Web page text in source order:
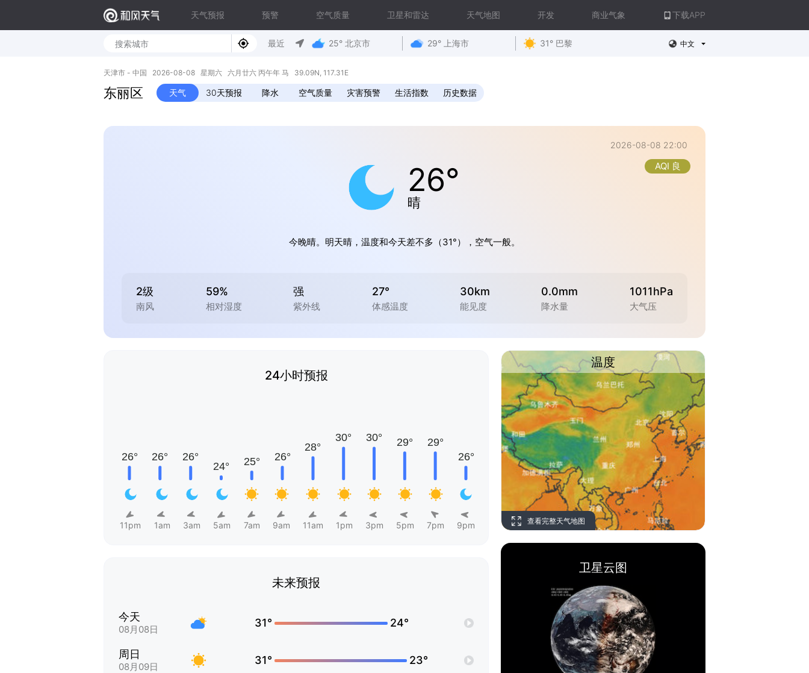
天气预报 预警 空气质量 卫星和雷达 天气地图 开发 商业气象 下载APP
最近 25° 北京市 29° 上海市 31° 巴黎 中文
天津市 - 中国 2026-08-08 星期六 六月廿六 丙午年 马 39.09N, 117.31E
东丽区 天气 30天预报 降水 空气质量 灾害预警 生活指数 历史数据
2026-08-08 22:00
26°
晴
AQI 良
今晚晴。明天晴，温度和今天差不多（31°），空气一般。
2级
南风
59%
相对湿度
强
紫外线
27°
体感温度
30km
能见度
0.0mm
降水量
1011hPa
大气压
24小时预报
11pm 1am 3am 5am 7am 9am 11am 1pm 3pm 5pm 7pm 9pm
未来预报
今天
08月08日
31° 24°
周日
08月09日
31° 23°
温度
查看完整天气地图
卫星云图